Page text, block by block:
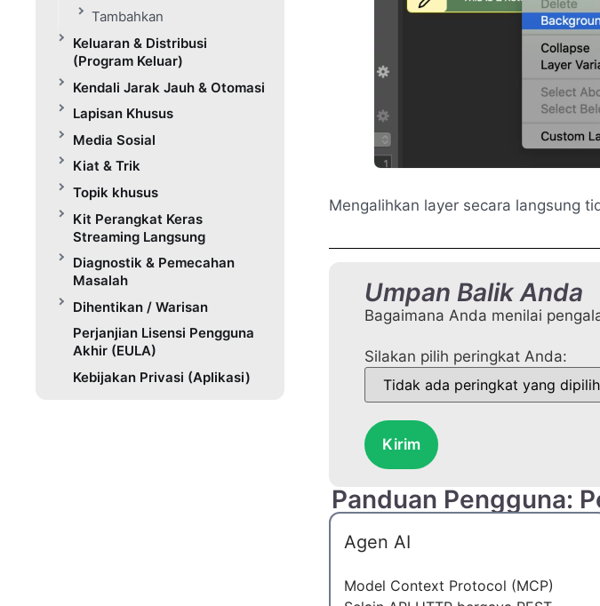
Tambahkan
Keluaran & Distribusi
(Program Keluar)
Kendali Jarak Jauh & Otomasi
Lapisan Khusus
Media Sosial
Kiat & Trik
Topik khusus
Kit Perangkat Keras
Streaming Langsung
Diagnostik & Pemecahan
Masalah
Dihentikan / Warisan
Perjanjian Lisensi Pengguna
Akhir (EULA)
Kebijakan Privasi (Aplikasi)
Mengalihkan layer secara langsung
Umpan Balik Anda
Bagaimana Anda menilai
Silakan pilih peringkat Anda:
Kirim
Panduan Pengguna:
Agen AI
Model Context Protocol (MCP)